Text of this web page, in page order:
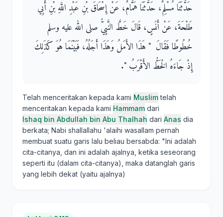
حَدَّثَنَا مُسْلِمٌ، حَدَّثَنَا هَمَّامٌ، عَنْ إِسْحَاقَ بْنِ عَبْدِ اللَّهِ بْنِ أَبِي
طَلْحَةَ، عَنْ أَنَسٍ، قَالَ خَطَّ النَّبِيُّ صلى الله عليه وسلم
خُطُوطًا فَقَالَ ‏ "‏ هَذَا الأَمَلُ وَهَذَا أَجَلُهُ، فَبَيْنَمَا هُوَ كَذَلِكَ
إِذْ جَاءَهُ الْخَطُّ الأَقْرَبُ ‏"‏‏.‏
Telah menceritakan kepada kami Muslimtelah
menceritakan kepada kami Hammam dari
Ishaq bin Abdullah bin Abu Thalhah dari Anas dia
berkata; Nabi shallallahu 'alaihi wasallam pernah
membuat suatu garis lalu beliau bersabda: "Ini adalah
cita-citanya, dan ini adalah ajalnya, ketika seseorang
seperti itu (dalam cita-citanya), maka datanglah garis
yang lebih dekat (yaitu ajalnya)